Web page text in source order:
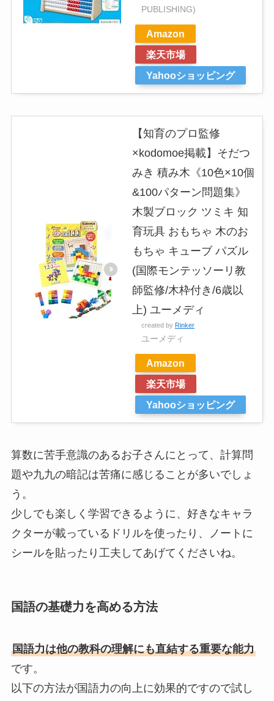
PUBLISHING)
Amazon
楽天市場
Yahooショッピング
【知育のプロ監修
×kodomoe掲載】そだつ
みき 積み木《10色×10個
&100パターン問題集》
木製ブロック ツミキ 知
育玩具 おもちゃ 木のお
もちゃ キューブ パズル
(国際モンテッソーリ教
師監修/木枠付き/6歳以
上) ユーメディ
created by Rinker
ユーメディ
Amazon
楽天市場
Yahooショッピング
算数に苦手意識のあるお子さんにとって、計算問
題や九九の暗記は苦痛に感じることが多いでしょ
う。
少しでも楽しく学習できるように、好きなキャラ
クターが載っているドリルを使ったり、ノートに
シールを貼ったり工夫してあげてくださいね。
国語の基礎力を高める方法
国語力は他の教科の理解にも直結する重要な能力
です。
以下の方法が国語力の向上に効果的ですので試し